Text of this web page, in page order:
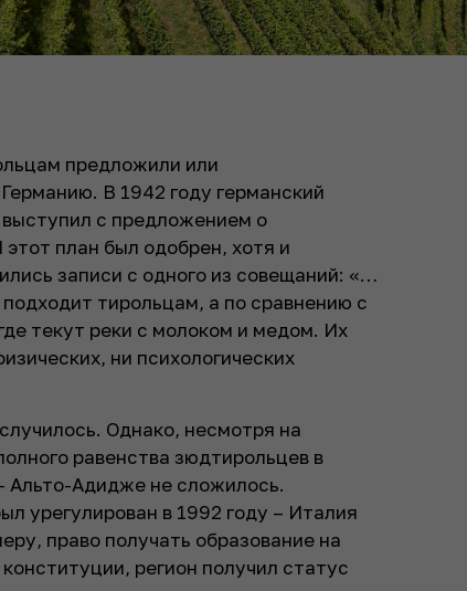
предложили или
В 1942 году германский
с предложением о
план был одобрен, хотя и
записи с одного из совещаний: «…
тирольцам, а по сравнению с
текут реки с молоком и медом. Их
ни психологических
Однако, несмотря на
равенства зюдтирольцев в
Альто-Адидже не сложилось.
урегулирован в 1992 году – Италия
право получать образование на
регион получил статус